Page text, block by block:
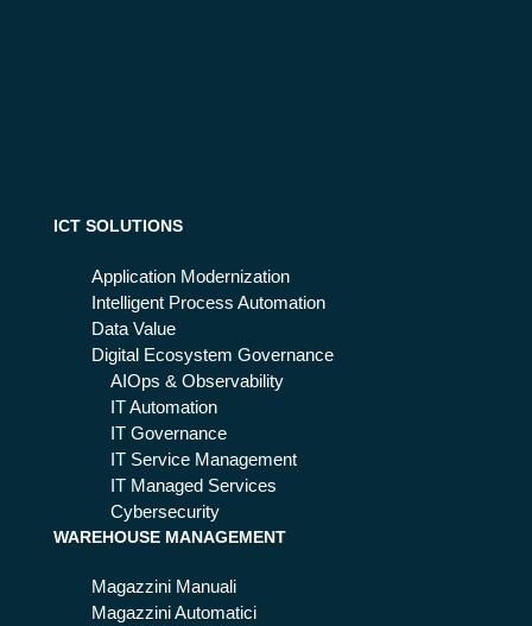
ICT SOLUTIONS
Application Modernization
Intelligent Process Automation
Data Value
Digital Ecosystem Governance
AIOps & Observability
IT Automation
IT Governance
IT Service Management
IT Managed Services
Cybersecurity
WAREHOUSE MANAGEMENT
Magazzini Manuali
Magazzini Automatici